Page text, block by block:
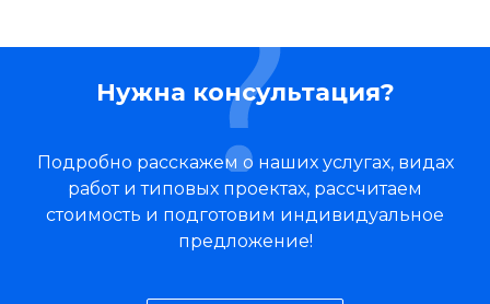
Нужна консультация?
Подробно расскажем о наших услугах, видах
работ и типовых проектах, рассчитаем
стоимость и подготовим индивидуальное
предложение!